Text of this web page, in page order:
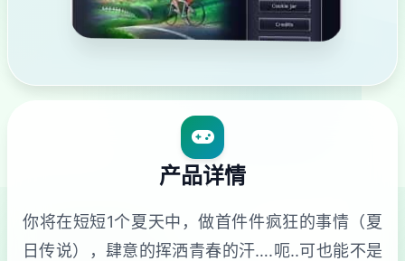
产品详情
你将在短短1个夏天中，做首件件疯狂的事情（夏
日传说），肆意的挥洒青春的汗….呃..可也能不是